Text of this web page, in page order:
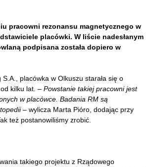
pracowni rezonansu magnetycznego w
placówki. W liście nadesłanym
podpisana została dopiero w
placówka w Olkuszu starała się o
kilku lat. – Powstanie takiej pracowni jest
w placówce. Badania RM są
– wylicza Marta Pióro, dodając przy
też postanowiliśmy zrobić.
takiego projektu z Rządowego